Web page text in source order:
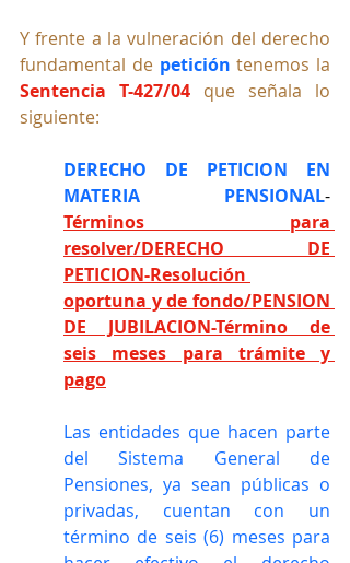
Y frente a la vulneración del derecho
fundamental de petición
Sentencia T-427/04 que señala lo
siguiente:
DERECHO DE PETICION EN
MATERIA PENSIONAL-
Términos para
resolver/DERECHO DE
PETICION-Resolución
oportuna y de fondo/PENSION
DE JUBILACION-Término de
seis meses para trámite y
pago
Las entidades que hacen parte
del Sistema General de
Pensiones, ya sean públicas o
privadas, cuentan con un
término de seis (6) meses para